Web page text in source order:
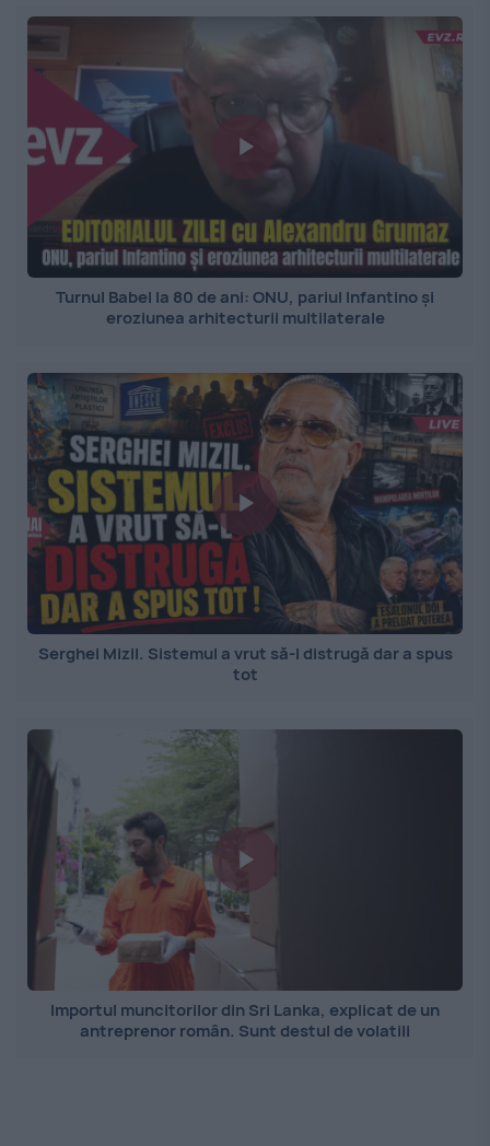
Turnul Babel la 80 de ani: ONU, pariul Infantino și
eroziunea arhitecturii multilaterale
Serghei Mizil. Sistemul a vrut să-l distrugă dar a spus
tot
Importul muncitorilor din Sri Lanka, explicat de un
antreprenor român. Sunt destul de volatili